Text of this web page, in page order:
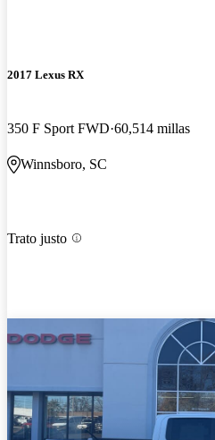
2017 Lexus RX
350 F Sport FWD 60,514 millas
Winnsboro, SC
Trato justo